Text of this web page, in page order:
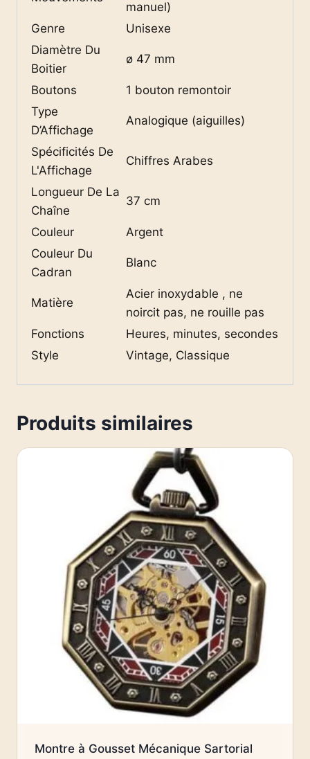
manuel)
Genre
Unisexe
Diamètre Du
Boitier
ø 47 mm
Boutons
1 bouton remontoir
Type
D’Affichage
Analogique (aiguilles)
Spécificités De
L'Affichage
Chiffres Arabes
Longueur De La
Chaîne
37 cm
Couleur
Argent
Couleur Du
Cadran
Blanc
Matière
Acier inoxydable , ne
noircit pas, ne rouille pas
Fonctions
Heures, minutes, secondes
Style
Vintage, Classique
Produits similaires
Montre à Gousset Mécanique Sartorial